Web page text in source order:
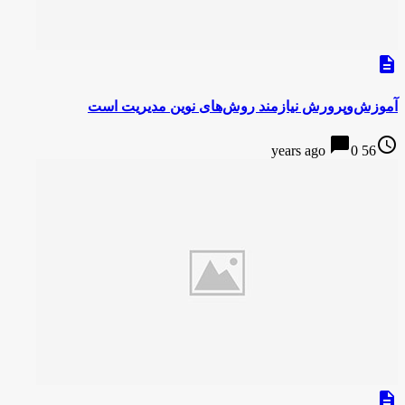
description
آموزش‌وپرورش نیازمند روش‌های نوین مدیریت است
access_time
56 years ago
chat_bubble0
description